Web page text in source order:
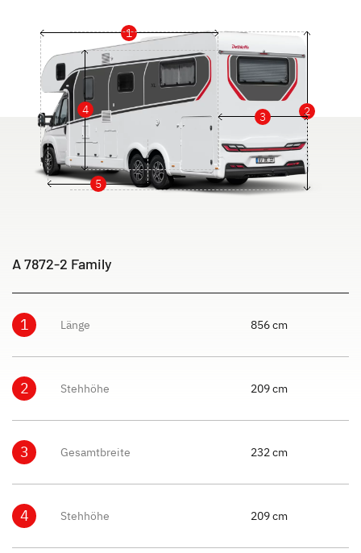
1
2
3
4
5
A 7872-2 Family
1 Länge 856 cm
2 Stehhöhe 209 cm
3 Gesamtbreite 232 cm
4 Stehhöhe 209 cm